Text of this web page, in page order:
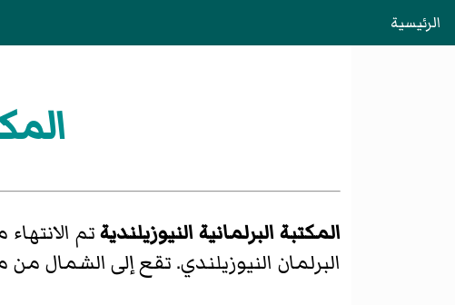
الرئيسية
المكتبة البرلمانية النيوزيلنديةتم
البرلمان النيوزيلندي. تقع إلى الشمال من